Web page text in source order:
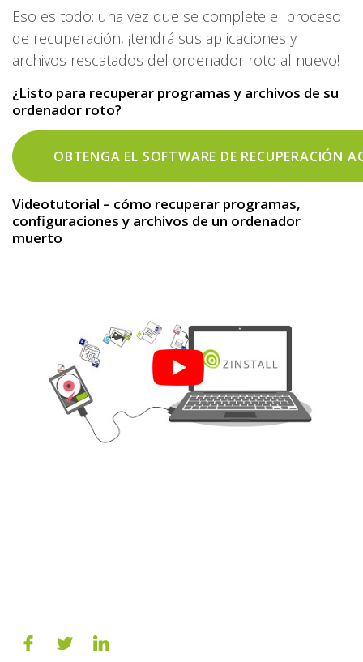
Eso es todo: una vez que se complete el proceso
de recuperación, ¡tendrá sus aplicaciones y
archivos rescatados del ordenador roto al nuevo!
¿Listo para recuperar programas y archivos de su
ordenador roto?
OBTENGA EL SOFTWARE DE RECUPERACIÓN
Videotutorial – cómo recuperar programas,
configuraciones y archivos de un ordenador
muerto